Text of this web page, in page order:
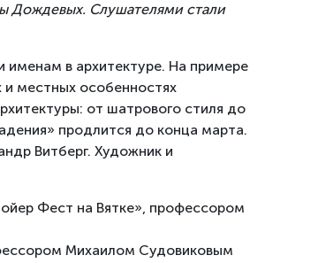
Дождевых. Слушателями стали
в архитектуре. На примере
и местных особенностях
от шатрового стиля до
продлится до конца марта.
Витберг. Художник и
Фест на Вятке», профессором
Михаилом Судовиковым